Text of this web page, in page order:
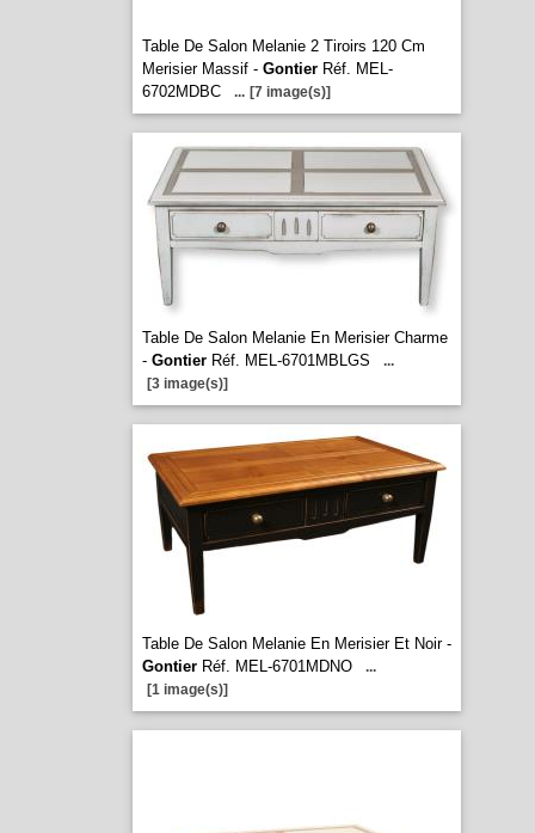
Table De Salon Melanie 2 Tiroirs 120 Cm
Merisier Massif - GontierRéf. MEL-
6702MDBC
... [7 image(s)]
Table De Salon Melanie En Merisier Charme
- GontierRéf. MEL-6701MBLGS
...
[3 image(s)]
Table De Salon Melanie En Merisier Et Noir -
GontierRéf. MEL-6701MDNO
...
[1 image(s)]